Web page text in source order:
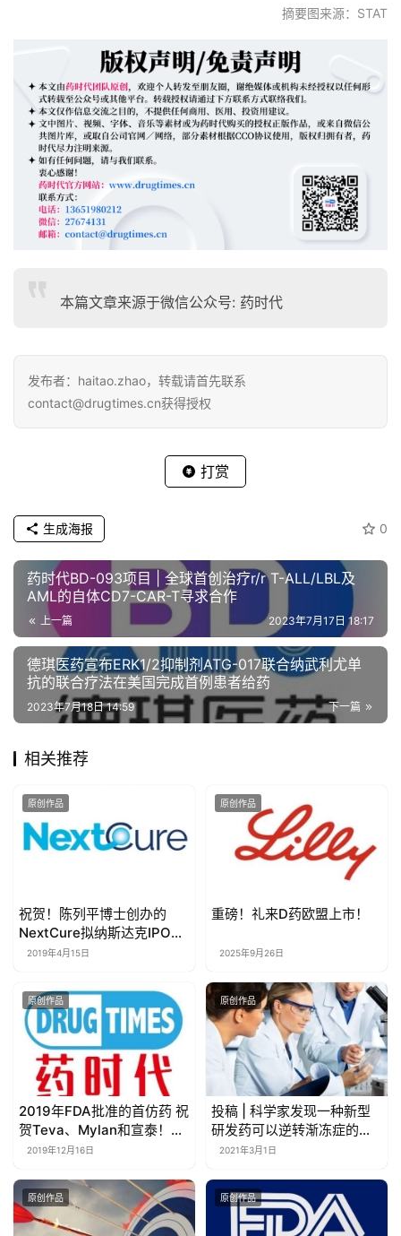
摘要图来源：STAT
本篇文章来源于微信公众号: 药时代
发布者：haitao.zhao，转载请首先联系
contact@drugtimes.cn获得授权
打赏
0
生成海报
药时代BD-093项目 | 全球首创治疗r/r T-ALL/LBL及
AML的自体CD7-CAR-T寻求合作
上一篇 2023年7月17日 18:17
德琪医药宣布ERK1/2抑制剂ATG-017联合纳武利尤单
抗的联合疗法在美国完成首例患者给药
下一篇
2023年7月18日 14:59
相关推荐
原创作品
祝贺！陈列平博士创办的
NextCure拟纳斯达克IPO！
募资8600万美元
2019年4月15日
原创作品
重磅！礼来D药欧盟上市！
2025年9月26日
原创作品
2019年FDA批准的首仿药 祝
贺Teva、Mylan和宣泰！
（附完整名单）
2019年12月16日
原创作品
投稿 | 科学家发现一种新型
研发药可以逆转渐冻症的神
经元损伤
2021年3月1日
原创作品 原创作品